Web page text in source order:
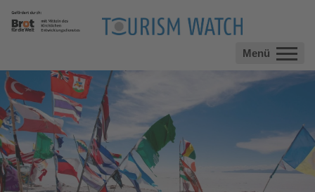
Menü